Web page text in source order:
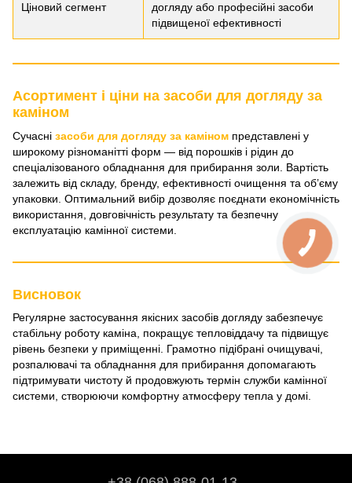
Ціновий сегмент
догляду або професійні засоби
підвищеної ефективності
Асортимент і ціни на засоби для догляду за
каміном
Сучасні засоби для догляду за каміном представлені у
широкому різноманітті форм — від порошків і рідин до
спеціалізованого обладнання для прибирання золи. Вартість
залежить від складу, бренду, ефективності очищення та об’єму
упаковки. Оптимальний вибір дозволяє поєднати економічність
використання, довговічність результату та безпечну
експлуатацію камінної системи.
Висновок
Регулярне застосування якісних засобів догляду забезпечує
стабільну роботу каміна, покращує тепловіддачу та підвищує
рівень безпеки у приміщенні. Грамотно підібрані очищувачі,
розпалювачі та обладнання для прибирання допомагають
підтримувати чистоту й продовжують термін служби камінної
системи, створюючи комфортну атмосферу тепла у домі.